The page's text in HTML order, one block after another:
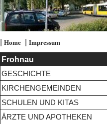
| Home| Impressum
Frohnau
GESCHICHTE
KIRCHENGEMEINDEN
SCHULEN UND KITAS
ÄRZTE UND APOTHEKEN